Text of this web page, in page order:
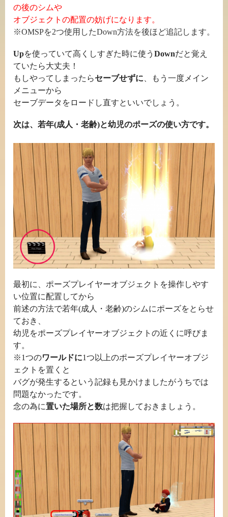
の後のシムや
オブジェクトの配置の妨げになります。
※OMSPを2つ使用したDown方法を後ほど追記します。
Upを使っていて高くしすぎた時に使う Downだと覚え
ていたら大丈夫！
もしやってしまったらセーブせずに 、もう一度メイン
メニューから
セーブデータをロードし直すといいでしょう。
次は、若年(成人・老齢)と幼児のポーズの使い方です。
最初に、ポーズプレイヤーオブジェクトを操作しやす
い位置に配置してから
前述の方法で若年(成人・老齢)のシムにポーズをとらせ
ておき、
幼児をポーズプレイヤーオブジェクトの近くに呼びま
す。
※1つのワールドに1つ以上のポーズプレイヤーオブジ
ェクトを置くと
バグが発生するという記録も見かけましたがうちでは
問題なかったです。
念の為に置いた場所と数は把握しておきましょう。